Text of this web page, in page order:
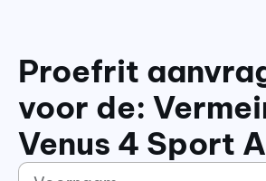
Proefrit
voor de:
Venus 4 Sport